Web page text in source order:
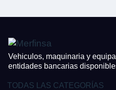
Vehiculos, maquinaria y
entidades bancarias
TODAS LAS CATEGORÍAS
Acepto la Política de Privacidad y
continuación confirma que estás de